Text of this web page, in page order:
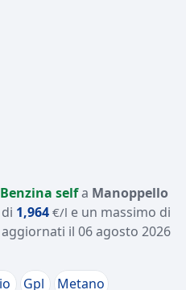
Benzina selfa Manoppello
1,964 €/l e un massimo di
aggiornati il 06 agosto 2026
Gpl
Metano